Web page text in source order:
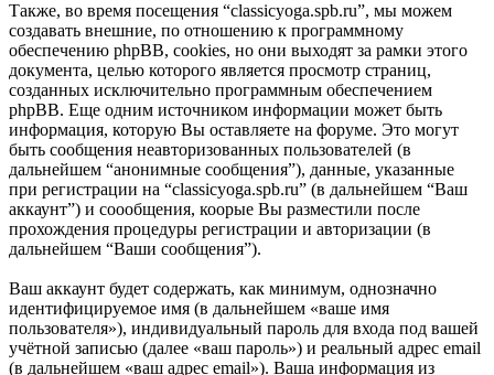
Также, во время посещения “classicyoga.spb.ru”, мы можем
создавать внешние, по отношению к программному
обеспечению phpBB, cookies, но они выходят за рамки этого
документа, целью которого является просмотр страниц,
созданных исключительно программным обеспечением
phpBB. Еще одним источником информации может быть
информация, которую Вы оставляете на форуме. Это могут
быть сообщения неавторизованных пользователей (в
дальнейшем “анонимные сообщения”), данные, указанные
при регистрации на “classicyoga.spb.ru” (в дальнейшем “Ваш
аккаунт”) и соообщения, коорые Вы разместили после
прохождения процедуры регистрации и авторизации (в
дальнейшем “Ваши сообщения”).
Ваш аккаунт будет содержать, как минимум, однозначно
идентифицируемое имя (в дальнейшем «ваше имя
пользователя»), индивидуальный пароль для входа под вашей
учётной записью (далее «ваш пароль») и реальный адрес email
(в дальнейшем «ваш адрес email»). Ваша информация из